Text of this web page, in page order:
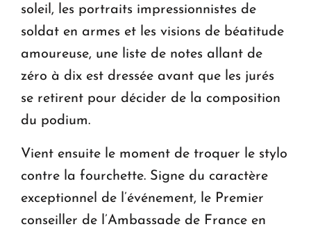
soleil, les portraits impressionnistes de
soldat en armes et les visions de béatitude
amoureuse, une liste de notes allant de
zéro à dix est dressée avant que les jurés
se retirent pour décider de la composition
du podium.
Vient ensuite le moment de troquer le stylo
contre la fourchette. Signe du caractère
exceptionnel de l’événement, le Premier
conseiller de l’Ambassade de France en